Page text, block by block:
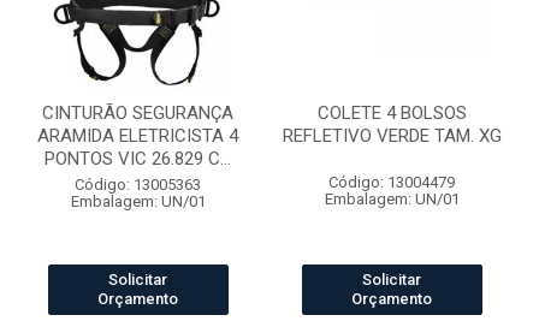
CINTURÃO SEGURANÇA
ARAMIDA ELETRICISTA 4
PONTOS VIC 26.829 C...
Código: 13005363
Embalagem: UN/01
Solicitar
Orçamento
COLETE 4 BOLSOS
REFLETIVO VERDE TAM. XG
Código: 13004479
Embalagem: UN/01
Solicitar
Orçamento